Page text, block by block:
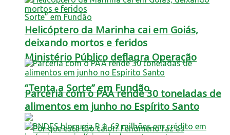
Ministério Público deflagra Operação
“Tenta a Sorte” em Fundão
Helicóptero da Marinha cai em Goiás,
deixando mortos e feridos
Parceria com o PAA rende 30 toneladas de
alimentos em junho no Espírito Santo